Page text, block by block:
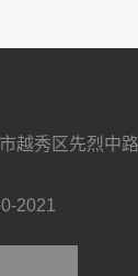
越秀区先烈中
2021